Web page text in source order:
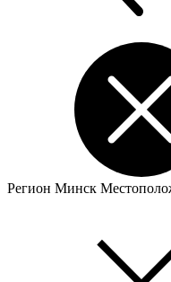
Регион Минск